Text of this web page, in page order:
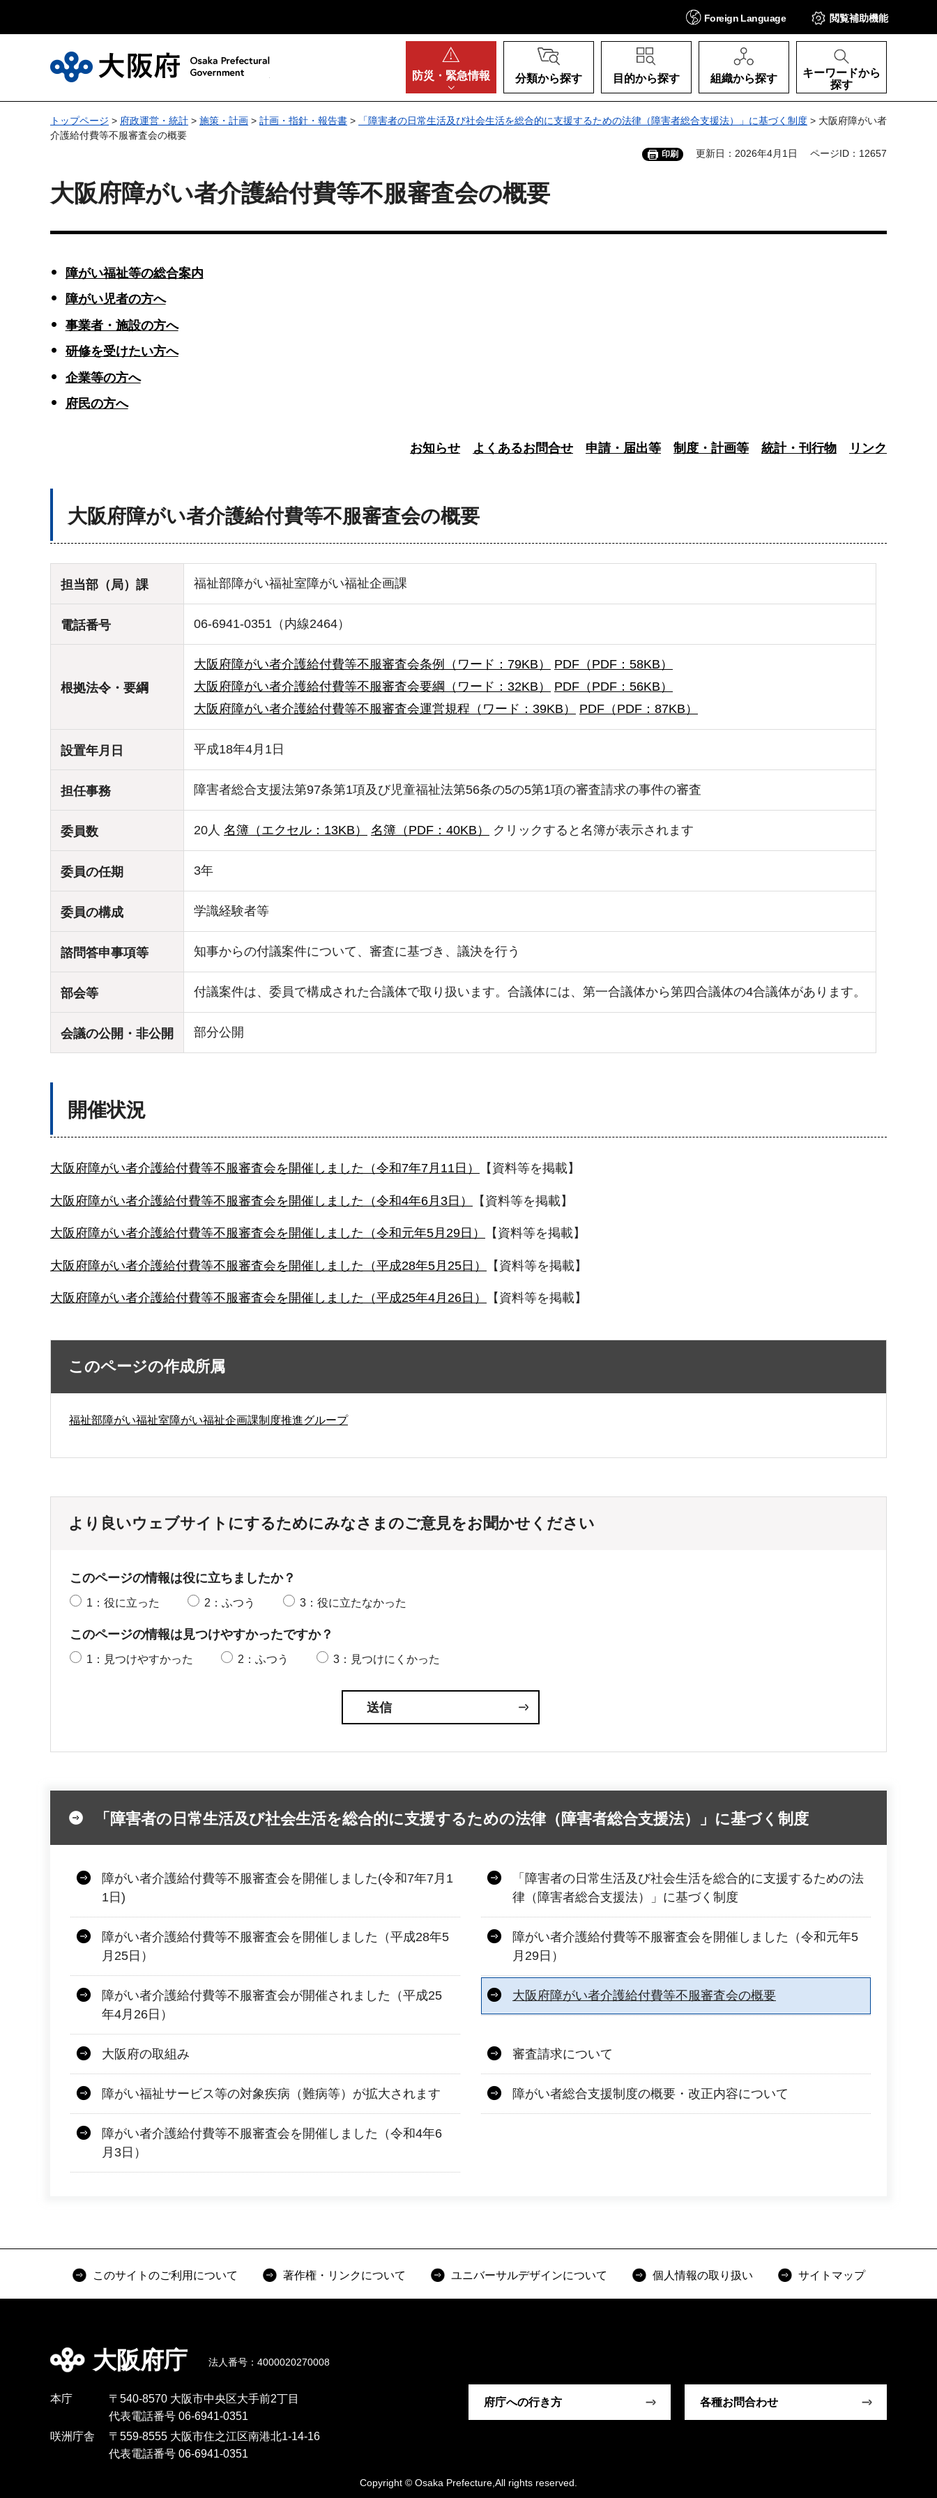
Foreign Language 閲覧補助機能
防災・ 緊急情報 分類から探す 目的から探す 組織から探す
キーワードから
探す
トップページ > 府政運営・統計 > 施策・計画 > 計画・指針・報告書 > 「障害者の日常生活及び社会生活を総合的に支援するための法律（障害者総合支援法）」に基づく制度 > 大阪府障がい者
介護給付費等不服審査会の概要
印刷 更新日：2026年4月1日 ページID：12657
大阪府障がい者介護給付費等不服審査会の概要
障がい福祉等の総合案内
障がい児者の方へ
事業者・施設の方へ
研修を受けたい方へ
企業等の方へ
府民の方へ
お知らせ よくあるお問合せ 申請・届出等 制度・計画等 統計・刊行物 リンク
大阪府障がい者介護給付費等不服審査会の概要
担当部（局）課 福祉部障がい福祉室障がい福祉企画課
電話番号 06-6941-0351（内線2464）
根拠法令・要綱
大阪府障がい者介護給付費等不服審査会条例（ワード：79KB）
PDF（PDF：58KB）
大阪府障がい者介護給付費等不服審査会要綱（ワード：32KB）
PDF（PDF：56KB）
大阪府障がい者介護給付費等不服審査会運営規程（ワード：39KB）
PDF（PDF：87KB）
設置年月日 平成18年4月1日
担任事務 障害者総合支援法第97条第1項及び児童福祉法第56条の5の5第1項の審査請求の事件の審査
委員数 20人 名簿（エクセル：13KB） 名簿（PDF：40KB） クリックすると名簿が表示されます
委員の任期 3年
委員の構成 学識経験者等
諮問答申事項等 知事からの付議案件について、審査に基づき、議決を行う
部会等 付議案件は、委員で構成された合議体で取り扱います。合議体には、第一合議体から第四合議体の4合議体があります。
会議の公開・非公開 部分公開
開催状況
大阪府障がい者介護給付費等不服審査会を開催しました（令和7年7月11日） 【資料等を掲載】
大阪府障がい者介護給付費等不服審査会を開催しました（令和4年6月3日） 【資料等を掲載】
大阪府障がい者介護給付費等不服審査会を開催しました（令和元年5月29日） 【資料等を掲載】
大阪府障がい者介護給付費等不服審査会を開催しました（平成28年5月25日） 【資料等を掲載】
大阪府障がい者介護給付費等不服審査会を開催しました（平成25年4月26日） 【資料等を掲載】
このページの作成所属
福祉部障がい福祉室障がい福祉企画課制度推進グループ
より良いウェブサイトにするためにみなさまのご意見をお聞かせください
このページの情報は役に立ちましたか？
1：役に立った 2：ふつう 3：役に立たなかった
このページの情報は見つけやすかったですか？
1：見つけやすかった 2：ふつう 3：見つけにくかった
「障害者の日常生活及び社会生活を総合的に支援するための法律（障害者総合支援法）」に基づく制度
障がい者介護給付費等不服審査会を開催しました(令和7年7月1
1日)
「障害者の日常生活及び社会生活を総合的に支援するための法
律（障害者総合支援法）」に基づく制度
障がい者介護給付費等不服審査会を開催しました（平成28年5
月25日）
障がい者介護給付費等不服審査会を開催しました（令和元年5
月29日）
障がい者介護給付費等不服審査会が開催されました（平成25
年4月26日）
大阪府障がい者介護給付費等不服審査会の概要
大阪府の取組み 審査請求について
障がい福祉サービス等の対象疾病（難病等）が拡大されます 障がい者総合支援制度の概要・改正内容について
障がい者介護給付費等不服審査会を開催しました（令和4年6
月3日）
このサイトのご利用について 著作権・リンクについて ユニバーサルデザインについて 個人情報の取り扱い サイトマップ
大阪府庁 法人番号：4000020270008
本庁
〒540-8570 大阪市中央区大手前2丁目
代表電話番号 06-6941-0351
咲洲庁舎
〒559-8555 大阪市住之江区南港北1-14-16
代表電話番号 06-6941-0351
府庁への行き方 各種お問合わせ
Copyright © Osaka Prefecture,All rights reserved.